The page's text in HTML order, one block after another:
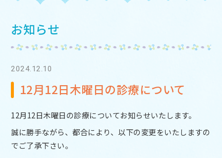
お知らせ
2024.12.10
12月12日木曜日の診療について
12月12日木曜日の診療についてお知らせいたします。
誠に勝手ながら、都合により、以下の変更をいたしますの
でご了承下さい。